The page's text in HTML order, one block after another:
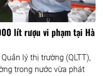
lít rượu vi phạm tại Hà
lý thị trường (QLTT),
trong nước vừa phát